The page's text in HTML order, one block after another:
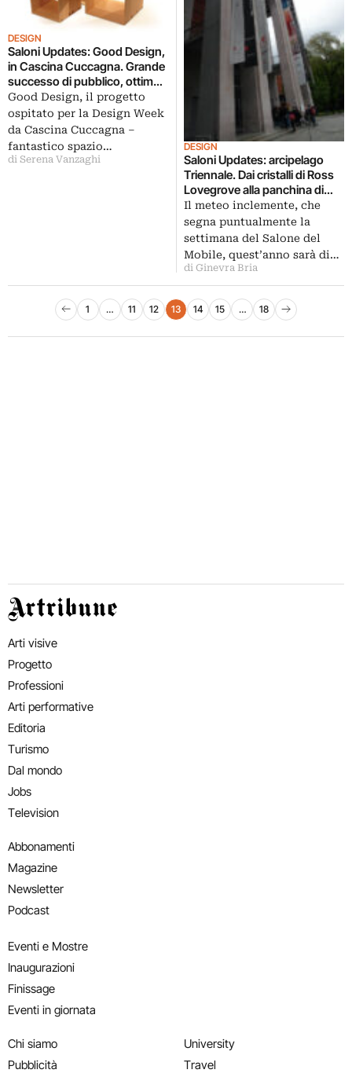
DESIGN
Saloni Updates: Good Design,
in Cascina Cuccagna. Grande
successo di pubblico, ottimo
bilancio per gli espositori. Tra
sostenibilità, natura e
impegno sociale
Good Design, il progetto
ospitato per la Design Week
da Cascina Cuccagna –
fantastico spazio…
di Serena Vanzaghi
DESIGN
Saloni Updates: arcipelago
Triennale. Dai cristalli di Ross
Lovegrove alla panchina di
Lorenzo Damiani, il fototour di
Artribune
Il meteo inclemente, che
segna puntualmente la
settimana del Salone del
Mobile, quest’anno sarà di…
di Ginevra Bria
Paginazione degli articoli
Pagina precedente
1 … 11 12 13 14 15 … 18
Pagina successiva
Artribune
Arti visive
Progetto
Professioni
Arti performative
Editoria
Turismo
Dal mondo
Jobs
Television
Abbonamenti
Magazine
Newsletter
Podcast
Eventi e Mostre
Inaugurazioni
Finissage
Eventi in giornata
Chi siamo
Pubblicità
University
Travel